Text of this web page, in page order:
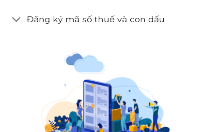
Đăng ký mã số thuế và con dấu